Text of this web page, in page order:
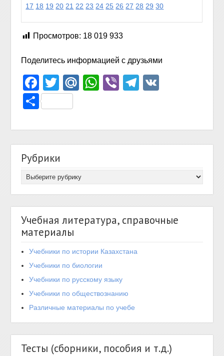
17 18 19 20 21 22 23 24 25 26 27 28 29 30
Просмотров: 18 019 933
Поделитесь информацией с друзьями
Facebook
TwitterMail.Ru
WhatsApp
ViberTelegram
Отправить
Рубрики
Учебная литература, справочные
материалы
Учебники по истории Казахстана
Учебники по биологии
Учебники по русскому языку
Учебники по обществознанию
Различные материалы по учебе
Тесты (сборники, пособия и т.д.)